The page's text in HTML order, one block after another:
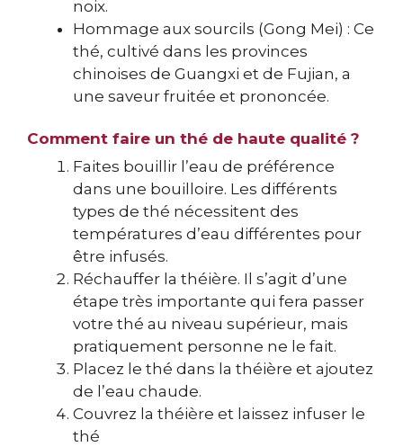
noix.
Hommage aux sourcils (Gong Mei) : Ce
thé, cultivé dans les provinces
chinoises de Guangxi et de Fujian, a
une saveur fruitée et prononcée.
Comment faire un thé de haute qualité ?
Faites bouillir l’eau de préférence
dans une bouilloire. Les différents
types de thé nécessitent des
températures d’eau différentes pour
être infusés.
Réchauffer la théière. Il s’agit d’une
étape très importante qui fera passer
votre thé au niveau supérieur, mais
pratiquement personne ne le fait.
Placez le thé dans la théière et ajoutez
de l’eau chaude.
Couvrez la théière et laissez infuser le
thé